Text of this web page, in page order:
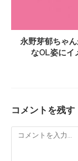
永野芽郁ちゃ
なOL姿にイ
コメントを残す